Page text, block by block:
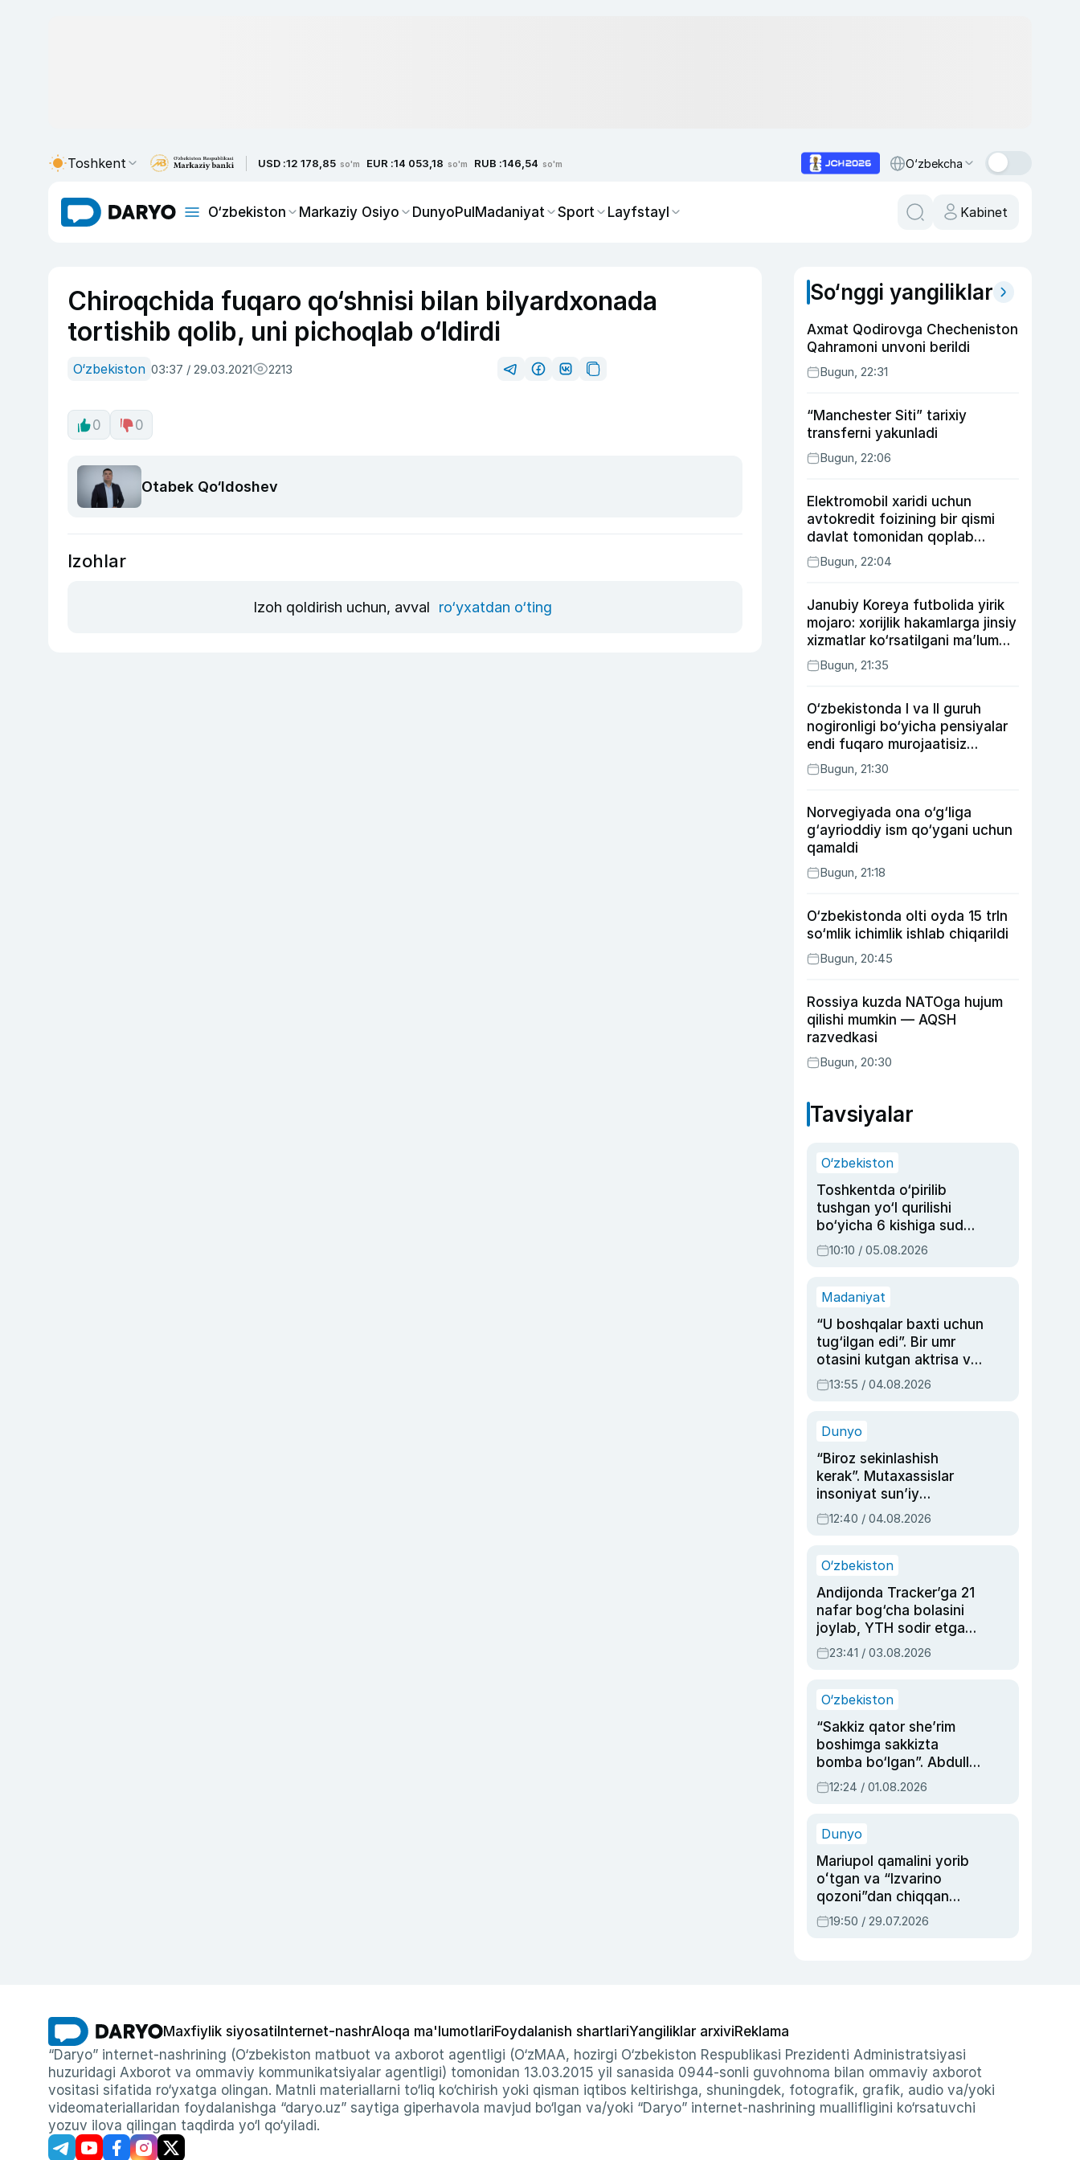
Toshkent USD :12 178,85 so'm EUR :14 053,18 so'm RUB :146,54 so'm O‘zbekcha
O‘zbekiston Markaziy Osiyo DunyoPulMadaniyat Sport Layfstayl Kabinet
Chiroqchida fuqaro qo‘shnisi bilan bilyardxonada
tortishib qolib, uni pichoqlab o‘ldirdi
O‘zbekiston 03:37 / 29.03.2021 2213
0 0
Otabek Qo‘ldoshev
Izohlar
Izoh qoldirish uchun, avval ro‘yxatdan o‘ting
So‘nggi yangiliklar
Axmat Qodirovga Checheniston
Qahramoni unvoni berildi
Bugun, 22:31
“Manchester Siti” tarixiy
transferni yakunladi
Bugun, 22:06
Elektromobil xaridi uchun
avtokredit foizining bir qismi
davlat tomonidan qoplab
berilishi mumkin
Bugun, 22:04
Janubiy Koreya futbolida yirik
mojaro: xorijlik hakamlarga jinsiy
xizmatlar ko‘rsatilgani ma’lum
qilindi
Bugun, 21:35
O‘zbekistonda I va II guruh
nogironligi bo‘yicha pensiyalar
endi fuqaro murojaatisiz
tayinlanishi mumkin
Bugun, 21:30
Norvegiyada ona o‘g‘liga
g‘ayrioddiy ism qo‘ygani uchun
qamaldi
Bugun, 21:18
O‘zbekistonda olti oyda 15 trln
so‘mlik ichimlik ishlab chiqarildi
Bugun, 20:45
Rossiya kuzda NATOga hujum
qilishi mumkin — AQSH
razvedkasi
Bugun, 20:30
Tavsiyalar
O‘zbekiston
Toshkentda o‘pirilib
tushgan yo‘l qurilishi
bo‘yicha 6 kishiga sud
hukmi o‘qildi
10:10 / 05.08.2026
Madaniyat
“U boshqalar baxti uchun
tug‘ilgan edi”. Bir umr
otasini kutgan aktrisa va
dublyaj ustasi Rimma
Ahmedovaning
13:55 / 04.08.2026
Dunyo
“Biroz sekinlashish
kerak”. Mutaxassislar
insoniyat sun’iy
intellektni boshqara
olmay qolishidan xavotir
12:40 / 04.08.2026
O‘zbekiston
Andijonda Tracker’ga 21
nafar bog‘cha bolasini
joylab, YTH sodir etgan
ayolga sud hukmi o‘qildi
23:41 / 03.08.2026
O‘zbekiston
“Sakkiz qator she’rim
boshimga sakkizta
bomba bo‘lgan”. Abdulla
Oripovni siyosiy
ayblovlardan asrab
12:24 / 01.08.2026
Dunyo
Mariupol qamalini yorib
oʻtgan va “Izvarino
qozoni”dan chiqqan
qahramon — Ukraina
armiyasi bosh
19:50 / 29.07.2026
Maxfiylik siyosati Internet-nashrAloqa ma'lumotlariFoydalanish shartlariYangiliklar arxiviReklama
“Daryo” internet-nashrining (O‘zbekiston matbuot va axborot agentligi (O‘zMAA, hozirgi O‘zbekiston Respublikasi Prezidenti Administratsiyasi
huzuridagi Axborot va ommaviy kommunikatsiyalar agentligi) tomonidan 13.03.2015 yil sanasida 0944-sonli guvohnoma bilan ommaviy axborot
vositasi sifatida ro‘yxatga olingan. Matnli materiallarni to‘liq ko‘chirish yoki qisman iqtibos keltirishga, shuningdek, fotografik, grafik, audio va/yoki
videomateriallaridan foydalanishga “daryo.uz” saytiga giperhavola mavjud bo‘lgan va/yoki “Daryo” internet-nashrining muallifligini ko‘rsatuvchi
yozuv ilova qilingan taqdirda yo‘l qo‘yiladi.